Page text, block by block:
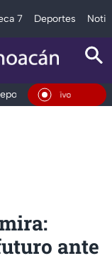
7 Deportes
Espectáculos
En Vivo
ante